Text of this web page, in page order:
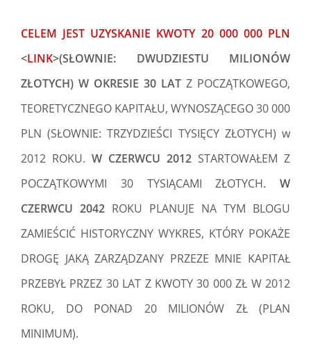
CELEM JEST UZYSKANIE KWOTY 20 000 000 PLN
<LINK>(SŁOWNIE: DWUDZIESTU MILIONÓW
ZŁOTYCH) W OKRESIE 30 LAT Z POCZĄTKOWEGO,
TEORETYCZNEGO KAPITAŁU, WYNOSZĄCEGO 30 000
PLN (SŁOWNIE: TRZYDZIEŚCI TYSIĘCY ZŁOTYCH) w
2012 ROKU. W CZERWCU 2012 STARTOWAŁEM Z
POCZĄTKOWYMI 30 TYSIĄCAMI ZŁOTYCH. W
CZERWCU 2042 ROKU PLANUJE NA TYM BLOGU
ZAMIEŚCIĆ HISTORYCZNY WYKRES, KTÓRY POKAŻE
DROGĘ JAKĄ ZARZĄDZANY PRZEZE MNIE KAPITAŁ
PRZEBYŁ PRZEZ 30 LAT Z KWOTY 30 000 ZŁ W 2012
ROKU, DO PONAD 20 MILIONÓW ZŁ (PLAN
MINIMUM).